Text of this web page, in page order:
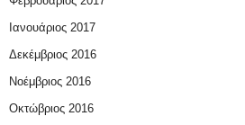
Ιανουάριος 2017
Δεκέμβριος 2016
Νοέμβριος 2016
Οκτώβριος 2016